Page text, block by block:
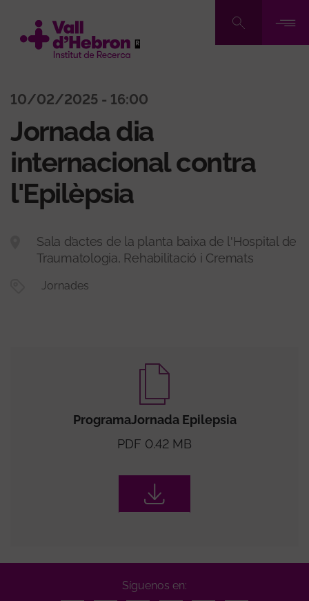
contenido
10/02/2025 - 16:00
Jornada dia
internacional contra
l'Epilèpsia
Sala d’actes de la planta baixa de l'Hospital de
Traumatologia, Rehabilitació i Cremats
Jornades
ProgramaJornada Epilepsia
PDF 0.42 MB
Síguenos en: